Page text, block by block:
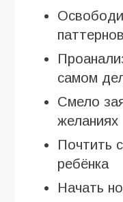
самом
Смело
желаниях
Почтить
ребёнка
Начать